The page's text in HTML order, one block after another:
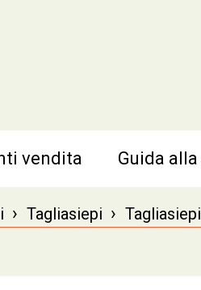
vendita Guida
› Tagliasiepi ›